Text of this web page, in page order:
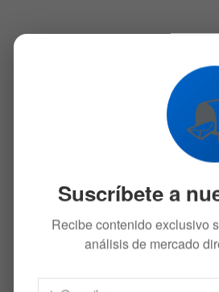
Suscríbete a
Recibe contenido exclusivo
análisis de mercado